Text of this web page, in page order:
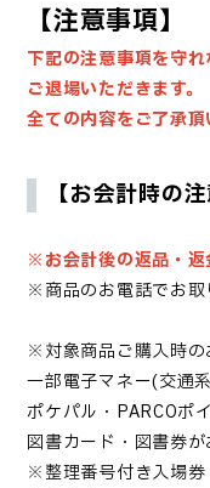
【注意事項】
下記の注意事項を守
ご退場いただきます。
全ての内容をご了承頂
【お会計時の注
※お会計後の返品・返
※商品のお電話でお取
※対象商品ご購入時の
一部電子マネー(交通
ポケパル・PARCOポ
図書カード・図書券が
※整理番号付き入場券